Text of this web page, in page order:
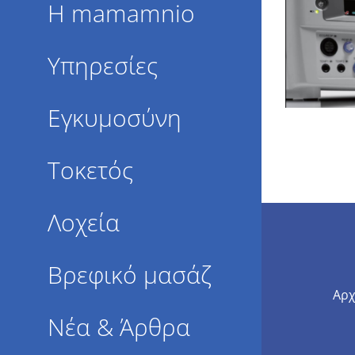
Η mamamnio
Υπηρεσίες
Εγκυμοσύνη
Τοκετός
Λοχεία
Βρεφικό μασάζ
Νέα & Άρθρα